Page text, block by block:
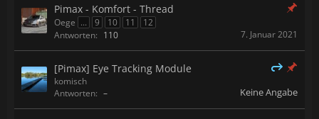
Pimax - Komfort - Thread
Oege ... 9 10 11
12
Antworten: 110 7. Januar 2021
[Pimax] Eye Tracking Module
komisch
Antworten: – Keine Angabe